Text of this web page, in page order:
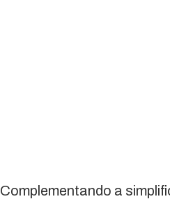
Complementando a